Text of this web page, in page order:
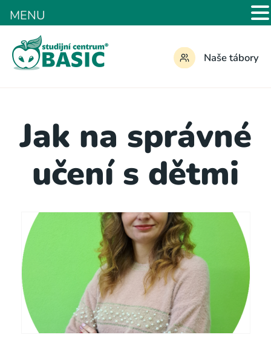
Naše tábory
Jak na správné
učení s dětmi
MENU